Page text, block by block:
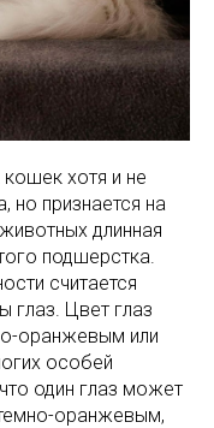
хотя и не
но признается на
длинная
подшерстка.
считается
глаз. Цвет глаз
оранжевым или
особей
один глаз может
оранжевым,